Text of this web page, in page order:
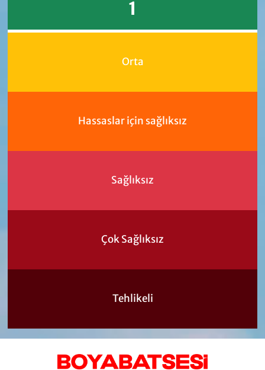
1
Orta
Hassaslar için sağlıksız
Sağlıksız
Çok Sağlıksız
Tehlikeli